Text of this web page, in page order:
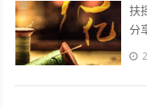
扶
分
服